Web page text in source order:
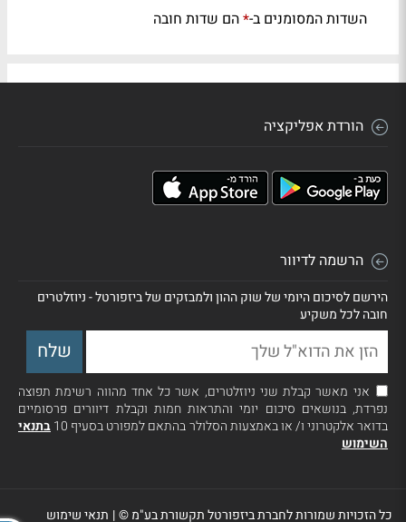
השדות המסומנים ב-*הם שדות חובה
הורדת אפליקציה
הרשמה לדיוור
הירשם לסיכום היומי של שוק ההון ולמבזקים של ביזפורטל - ניוזלטרים
חובה לכל משקיע
אני מאשר קבלת שני ניוזלטרים, אשר כל אחד מהווה רשימת תפוצה
נפרדת, בנושאים סיכום יומי והתראות חמות וקבלת דיוורים פרסומיים
בדואר אלקטרוני ו/ או באמצעות הסלולר בהתאם למפורט בסעיף 10
בתנאי
השימוש
כל הזכויות שמורות לחברת ביזפורטל תקשורת בע"מ ©| תנאי שימוש